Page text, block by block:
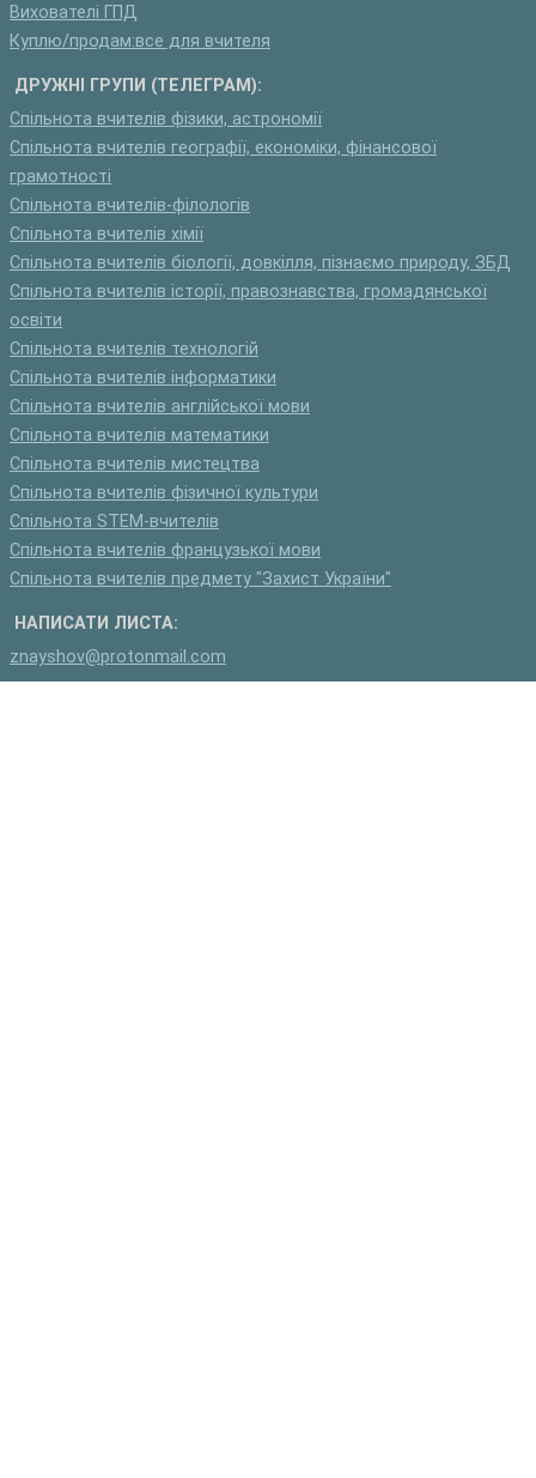
Вихователі ГПД
Куплю/продам:все для вчителя
ДРУЖНІ ГРУПИ (ТЕЛЕГРАМ):
Спільнота вчителів фізики, астрономії
Спільнота вчителів географії, економіки, фінансової
грамотності
Спільнота вчителів-філологів
Спільнота вчителів хімії
Спільнота вчителів біології, довкілля, пізнаємо природу, ЗБД
Спільнота вчителів історії, правознавства, громадянської
освіти
Спільнота вчителів технологій
Спільнота вчителів інформатики
Спільнота вчителів англійської мови
Спільнота вчителів математики
Спільнота вчителів мистецтва
Спільнота вчителів фізичної культури
Спільнота STEM-вчителів
Спільнота вчителів французької мови
Спільнота вчителів предмету "Захист України"
НАПИСАТИ ЛИСТА:
znayshov@protonmail.com